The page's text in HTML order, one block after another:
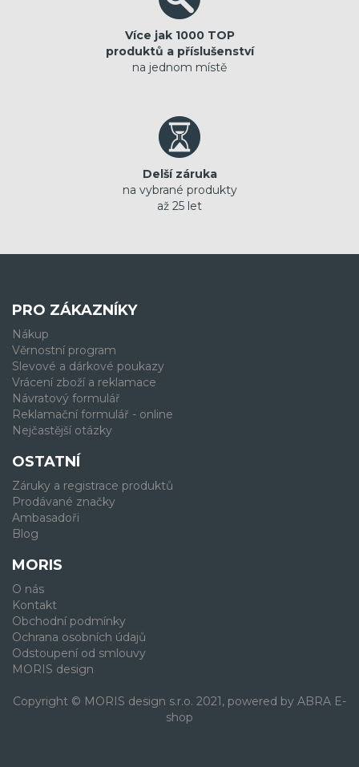
Více jak 1000 TOP
produktů a příslušenství
na jednom místě
Delší záruka
na vybrané produkty
až 25 let
PRO ZÁKAZNÍKY
Nákup
Věrnostní program
Slevové a dárkové poukazy
Vrácení zboží a reklamace
Návratový formulář
Reklamační formulář - online
Nejčastější otázky
OSTATNÍ
Záruky a registrace produktů
Prodávané značky
Ambasadoři
Blog
MORIS
O nás
Kontakt
Obchodní podmínky
Ochrana osobních údajů
Odstoupení od smlouvy
MORIS design
Copyright © MORIS design s.r.o. 2021, powered by ABRA E-
shop